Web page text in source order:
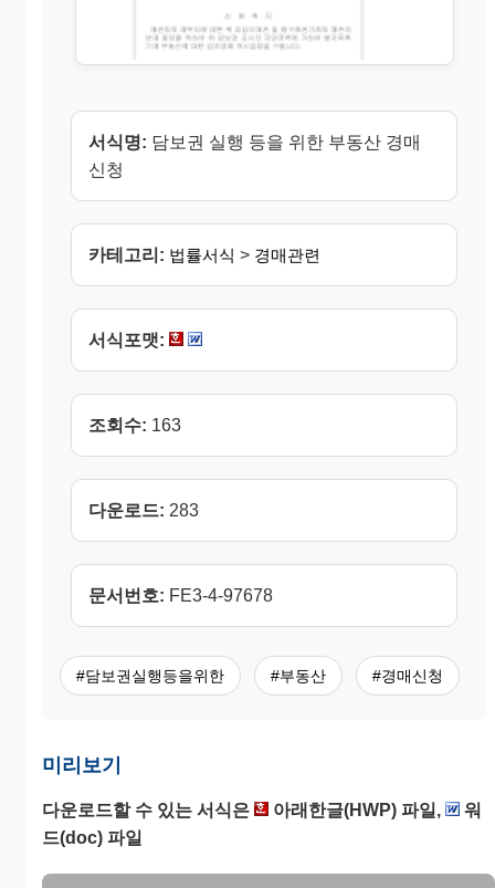
서식명: 담보권 실행 등을 위한 부동산 경매
신청
카테고리: 법률서식 > 경매관련
서식포맷:
조회수: 163
다운로드: 283
문서번호: FE3-4-97678
#담보권실행등을위한 #부동산 #경매신청
미리보기
다운로드할 수 있는 서식은 아래한글(HWP) 파일,
워
드(doc) 파일